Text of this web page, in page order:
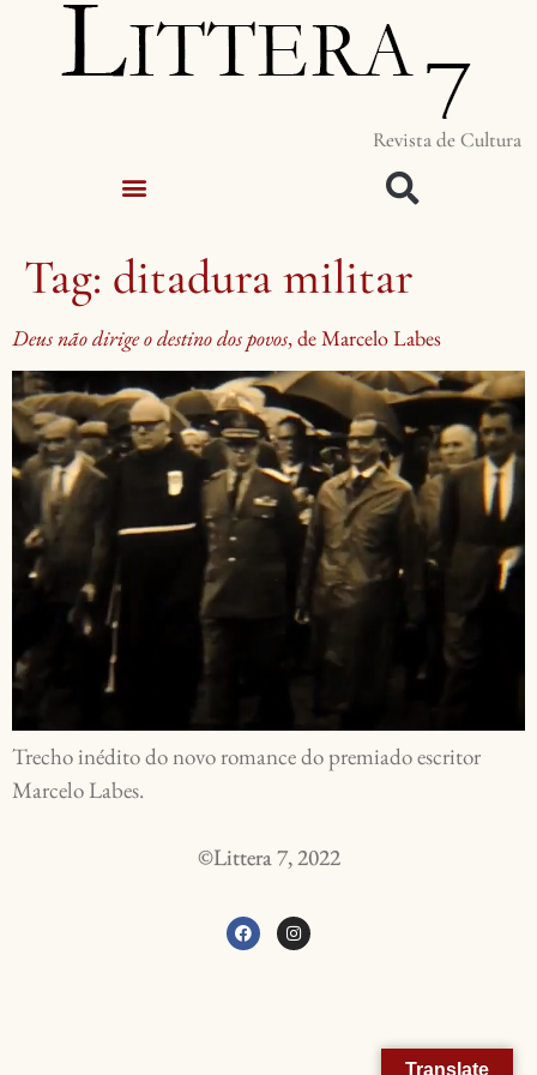
Revista de Cultura
Tag: ditadura militar
Deus não dirige o destino dos povos, de Marcelo Labes
Trecho inédito do novo romance do premiado escritor
Marcelo Labes.
©Littera 7, 2022
Translate